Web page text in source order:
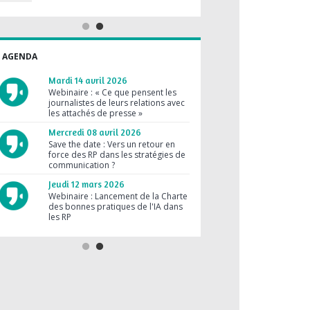
Les RP, c'est gratuit, contrairement
à la pub !
grandes marques !
Lundi 02 mars 2026
RP et journaliste : des métiers
compatibles ?
Mardi 03 février 2026
Une agence RP peut réussir sans
brief clair
Jeudi 30 octobre 2025
Médias en crise : les RP sont
dépassées !
Les RP au forfait, c’est sans limite !
AGENDA
Vendredi 24 avril 2026
Le prochain e-café SYNAP
Mardi 14 avril 2026
Webinaire : « Ce que pensent les
journalistes de leurs relations avec
les attachés de presse »
Mercredi 08 avril 2026
Save the date : Vers un retour en
force des RP dans les stratégies de
communication ?
Jeudi 12 mars 2026
Webinaire : Lancement de la Charte
des bonnes pratiques de l'IA dans
les RP
Suis-je prêt pour la facturation